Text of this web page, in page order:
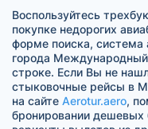
Воспользуйтесь
покупке недорогих
форме поиска, система
города
строке. Если Вы не
стыковочные рейсы в
на сайте Aerotur.aero,
бронировании дешевых